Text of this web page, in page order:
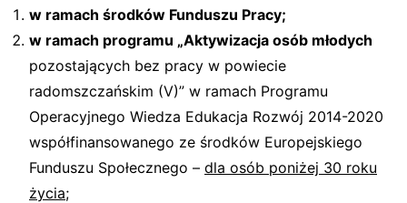
w ramach środków Funduszu Pracy;
w ramach programu „Aktywizacja osób młodych
pozostających bez pracy w powiecie
radomszczańskim (V)” w ramach Programu
Operacyjnego Wiedza Edukacja Rozwój 2014-2020
współfinansowanego ze środków Europejskiego
Funduszu Społecznego – dla osób poniżej 30 roku
życia;